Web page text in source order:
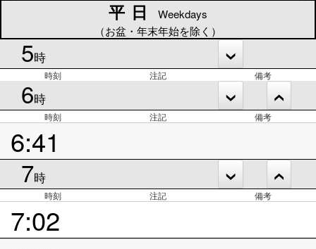
平日
Weekdays
（お盆・年末年始を除く）
5時
時刻 注記 備考
6時
時刻 注記 備考
6:41
7時
時刻 注記 備考
7:02